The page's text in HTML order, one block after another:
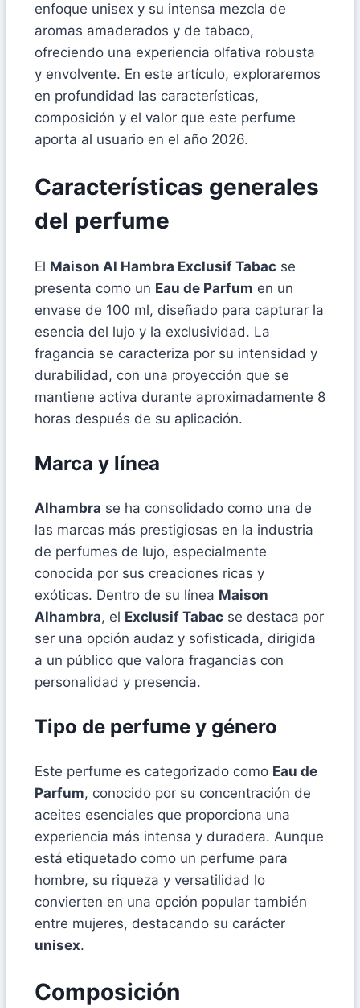
enfoque unisex y su intensa mezcla de
aromas amaderados y de tabaco,
ofreciendo una experiencia olfativa robusta
y envolvente. En este artículo, exploraremos
en profundidad las características,
composición y el valor que este perfume
aporta al usuario en el año 2026.
Características generales
del perfume
El Maison Al Hambra Exclusif Tabac se
presenta como un Eau de Parfum en un
envase de 100 ml, diseñado para capturar la
esencia del lujo y la exclusividad. La
fragancia se caracteriza por su intensidad y
durabilidad, con una proyección que se
mantiene activa durante aproximadamente 8
horas después de su aplicación.
Marca y línea
Alhambra se ha consolidado como una de
las marcas más prestigiosas en la industria
de perfumes de lujo, especialmente
conocida por sus creaciones ricas y
exóticas. Dentro de su línea Maison
Alhambra, el Exclusif Tabac se destaca por
ser una opción audaz y sofisticada, dirigida
a un público que valora fragancias con
personalidad y presencia.
Tipo de perfume y género
Este perfume es categorizado como Eau de
Parfum, conocido por su concentración de
aceites esenciales que proporciona una
experiencia más intensa y duradera. Aunque
está etiquetado como un perfume para
hombre, su riqueza y versatilidad lo
convierten en una opción popular también
entre mujeres, destacando su carácter
unisex.
Composición